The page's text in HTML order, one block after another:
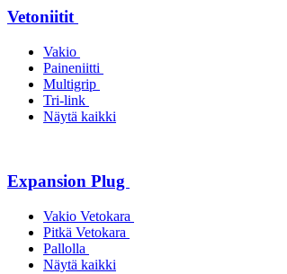
Vetoniitit
Vakio
Paineniitti
Multigrip
Tri-link
Näytä kaikki
Expansion Plug
Vakio Vetokara
Pitkä Vetokara
Pallolla
Näytä kaikki